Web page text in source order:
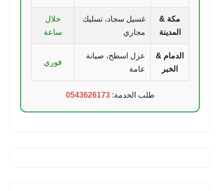
مكة &
المدينة
غسيل سجاد، تسليك
مجاري
خلال
ساعة
الدمام &
الخبر
عزل اسطح، صيانة
عامة
فوري
طلب الخدمة:0543626173